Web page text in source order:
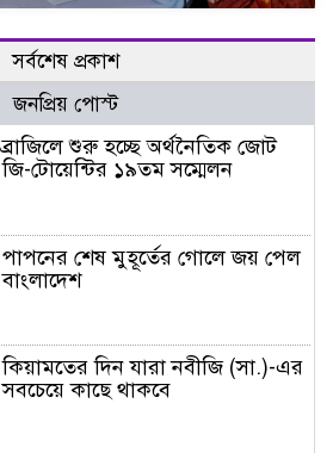
সর্বশেষ প্রকাশ
জনপ্রিয় পোস্ট
ব্রাজিলে শুরু হচ্ছে অর্থনৈতিক জোট
জি-টোয়েন্টির ১৯তম সম্মেলন
পাপনের শেষ মুহূর্তের গোলে জয় পেল
বাংলাদেশ
কিয়ামতের দিন যারা নবীজি (সা.)-এর
সবচেয়ে কাছে থাকবে